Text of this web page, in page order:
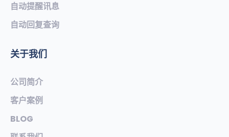
自动提醒讯息
自动回复查询
关于我们
公司简介
客户案例
BLOG